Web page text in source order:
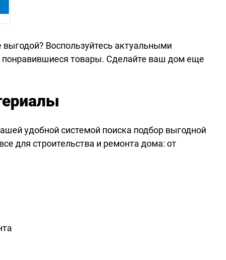
Воспользуйтесь актуальными
понравившиеся товары. Сделайте ваш дом еще
удобной системой поиска подбор выгодной
для строительства и ремонта дома: от